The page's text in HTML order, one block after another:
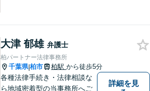
大津 郁雄 弁護士
柏パートナー法律事務所
千葉県|柏市 柏駅 から徒歩5分
各種法律手続き・法律相談な
ら地域密着型の当事務所へご
詳細を見